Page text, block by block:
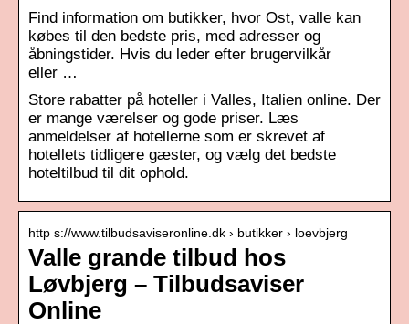
Find information om butikker, hvor Ost, valle kan
købes til den bedste pris, med adresser og
åbningstider. Hvis du leder efter brugervilkår
eller …
Store rabatter på hoteller i Valles, Italien online. Der
er mange værelser og gode priser. Læs
anmeldelser af hotellerne som er skrevet af
hotellets tidligere gæster, og vælg det bedste
hoteltilbud til dit ophold.
http s://www.tilbudsaviseronline.dk › butikker › loevbjerg
Valle grande tilbud hos
Løvbjerg – Tilbudsaviser
Online